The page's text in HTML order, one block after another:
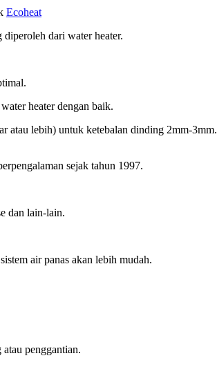
Ecoheat
dari water heater.
heater dengan baik.
atau lebih) untuk ketebalan dinding 2mm-3mm.
sejak tahun 1997.
dan lain-lain.
air panas akan lebih mudah.
penggantian.